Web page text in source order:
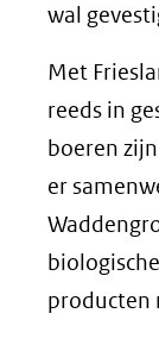
wal
Met
reeds in
boeren
er
producten